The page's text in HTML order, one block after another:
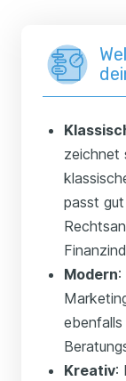
zeichnet
passt
Modern:
Kreativ: